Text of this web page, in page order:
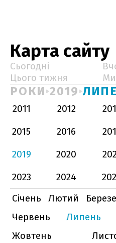
Карта сайту
Сьогодні
Цього тижня
РОКИ 2019
2011 2012
2015
2016
2019
2020
2023
2024
Січень
Лютий
Червень
Липень
Жовтень